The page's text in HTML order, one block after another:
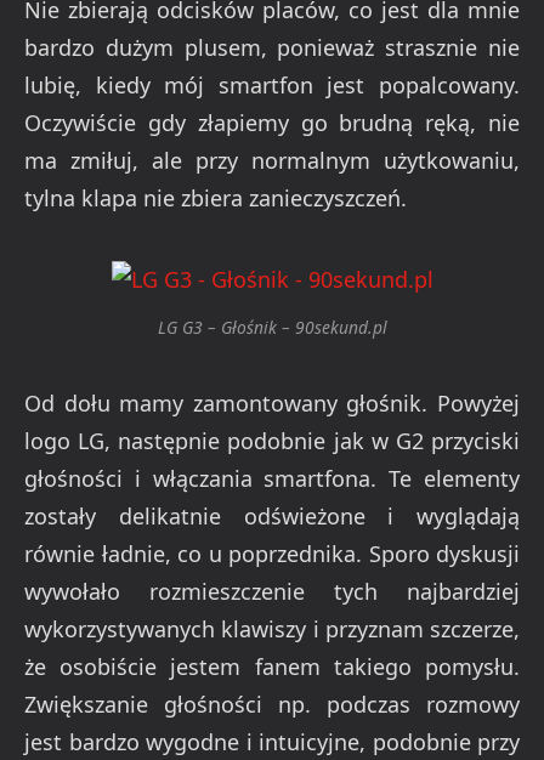
Nie zbierają odcisków placów, co jest dla mnie
bardzo dużym plusem, ponieważ strasznie nie
lubię, kiedy mój smartfon jest popalcowany.
Oczywiście gdy złapiemy go brudną ręką, nie
ma zmiłuj, ale przy normalnym użytkowaniu,
tylna klapa nie zbiera zanieczyszczeń.
LG G3 – Głośnik – 90sekund.pl
Od dołu mamy zamontowany głośnik. Powyżej
logo LG, następnie podobnie jak w G2 przyciski
głośności i włączania smartfona. Te elementy
zostały delikatnie odświeżone i wyglądają
równie ładnie, co u poprzednika. Sporo dyskusji
wywołało rozmieszczenie tych najbardziej
wykorzystywanych klawiszy i przyznam szczerze,
że osobiście jestem fanem takiego pomysłu.
Zwiększanie głośności np. podczas rozmowy
jest bardzo wygodne i intuicyjne, podobnie przy